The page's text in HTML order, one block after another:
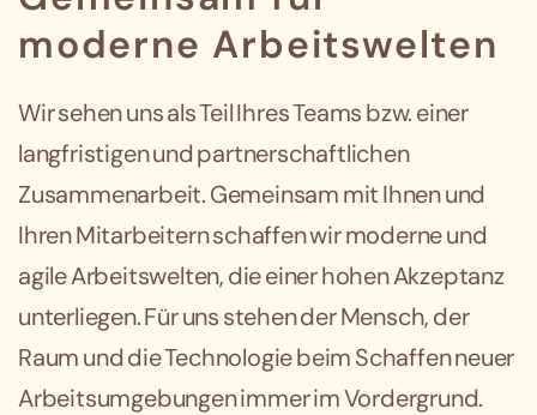
moderne Arbeitswelten
Wir sehen uns als Teil Ihres Teams bzw. einer
langfristigen und partnerschaftlichen
Zusammenarbeit. Gemeinsam mit Ihnen und
Ihren Mitarbeitern schaffen wir moderne und
agile Arbeitswelten, die einer hohen Akzeptanz
unterliegen. Für uns stehen der Mensch, der
Raum und die Technologie beim Schaffen neuer
Arbeitsumgebungen immer im Vordergrund.